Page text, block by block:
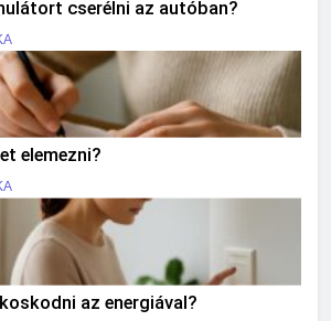
cserélni az autóban?
elemezni?
az energiával?